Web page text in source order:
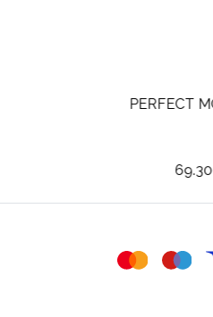
POLAR FLARE III